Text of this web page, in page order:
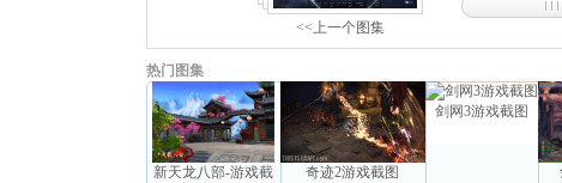
<<上一个图集
热门图集
新天龙八部-游戏截 奇迹2游戏截图
剑网3游戏截图